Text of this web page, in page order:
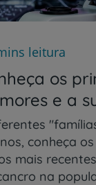
leitura
os
e a
conheça
mais
na